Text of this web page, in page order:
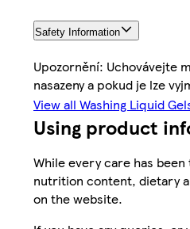
Safety Information
Upozornění: Uchovávejte
nasazeny a pokud je lze
View all Washing Liquid
Using product
While every care has
nutrition content, dietary
on the website.